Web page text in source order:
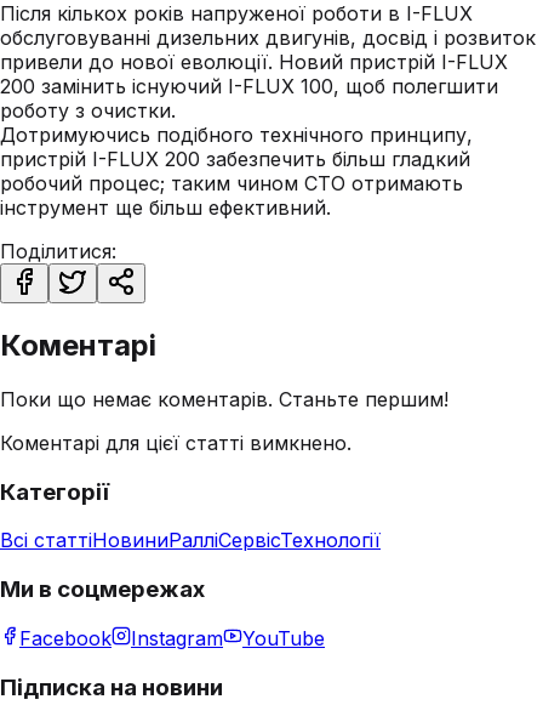
Після кількох років напруженої роботи в I-FLUX
обслуговуванні дизельних двигунів, досвід і розвиток
привели до нової еволюції. Новий пристрій I-FLUX
200 замінить існуючий I-FLUX 100, щоб полегшити
роботу з очистки.
Дотримуючись подібного технічного принципу,
пристрій I-FLUX 200 забезпечить більш гладкий
робочий процес; таким чином СТО отримають
інструмент ще більш ефективний.
Поділитися:
Коментарі
Поки що немає коментарів. Станьте першим!
Коментарі для цієї статті вимкнено.
Категорії
Всі статтіНовиниРалліСервісТехнології
Ми в соцмережах
Facebook Instagram YouTube
Підписка на новини